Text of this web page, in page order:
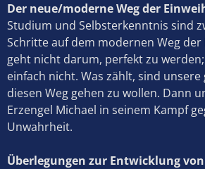
Der neue/moderne Weg der
Studium und Selbsterkenntnis sind
Schritte auf dem modernen Weg der
geht nicht darum, perfekt zu
einfach nicht. Was zählt, sind
diesen Weg gehen zu wollen. Dann
Erzengel Michael in seinem Kampf
Unwahrheit.
Überlegungen zur Entwicklung